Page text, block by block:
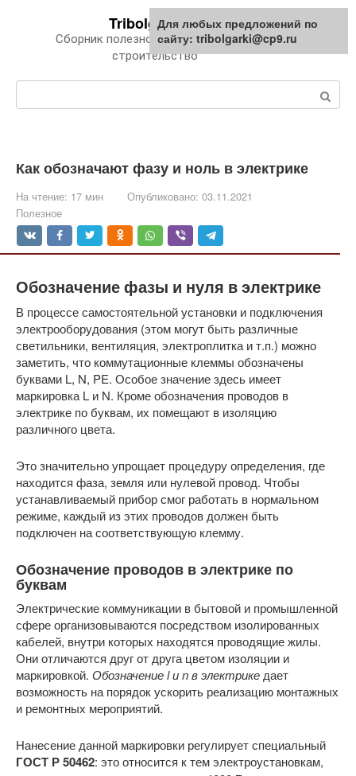
Tribolgarki.ru
Сборник полезной информации про
строительство
Как обозначают фазу и ноль в электрике
На чтение: 17 мин Опубликовано: 03.11.2021
Полезное
Обозначение фазы и нуля в электрике
В процессе самостоятельной установки и подключения
электрооборудования (этом могут быть различные
светильники, вентиляция, электроплитка и т.п.) можно
заметить, что коммутационные клеммы обозначены
буквами L, N, PE. Особое значение здесь имеет
маркировка L и N. Кроме обозначения проводов в
электрике по буквам, их помещают в изоляцию
различного цвета.
Это значительно упрощает процедуру определения, где
находится фаза, земля или нулевой провод. Чтобы
устанавливаемый прибор смог работать в нормальном
режиме, каждый из этих проводов должен быть
подключен на соответствующую клемму.
Обозначение проводов в электрике по
буквам
Электрические коммуникации в бытовой и промышленной
сфере организовываются посредством изолированных
кабелей, внутри которых находятся проводящие жилы.
Они отличаются друг от друга цветом изоляции и
маркировкой. Обозначение l и n в электрике дает
возможность на порядок ускорить реализацию монтажных
и ремонтных мероприятий.
Нанесение данной маркировки регулирует специальный
ГОСТ Р 50462: это относится к тем электроустановкам,
Для любых предложений по
сайту: tribolgarki@cp9.ru